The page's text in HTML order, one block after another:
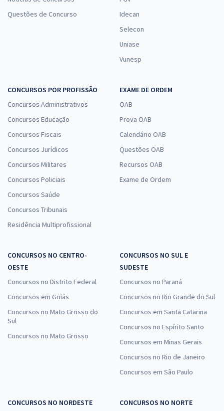
Questões de Concurso
Idecan
Selecon
Uniase
Vunesp
CONCURSOS POR PROFISSÃO
Concursos Administrativos
Concursos Educação
Concursos Fiscais
Concursos Jurídicos
Concursos Militares
Concursos Policiais
Concursos Saúde
Concursos Tribunais
Residência Multiprofissional
EXAME DE ORDEM
OAB
Prova OAB
Calendário OAB
Questões OAB
Recursos OAB
Exame de Ordem
CONCURSOS NO CENTRO-
OESTE
Concursos no Distrito Federal
Concursos em Goiás
Concursos no Mato Grosso do
Sul
Concursos no Mato Grosso
CONCURSOS NO SUL E
SUDESTE
Concursos no Paraná
Concursos no Rio Grande do Sul
Concursos em Santa Catarina
Concursos no Espírito Santo
Concursos em Minas Gerais
Concursos no Rio de Janeiro
Concursos em São Paulo
CONCURSOS NO NORDESTE
CONCURSOS NO NORTE